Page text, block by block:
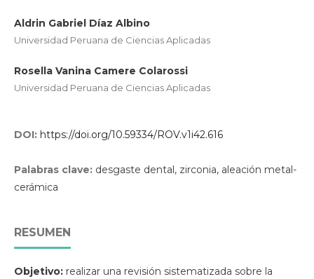
Aldrin Gabriel Díaz Albino
Universidad Peruana de Ciencias Aplicadas
Rosella Vanina Camere Colarossi
Universidad Peruana de Ciencias Aplicadas
DOI: https://doi.org/10.59334/ROV.v1i42.616
Palabras clave: desgaste dental, zirconia, aleación metal-
cerámica
RESUMEN
Objetivo:realizar una revisión sistematizada sobre la